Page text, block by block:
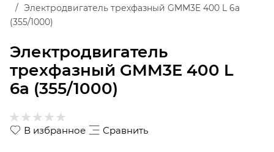
Электродвигатель
трехфазный GMM3E 400 L
6a (355/1000)
Электродвигатель трехфазный GMM3E 400 L 6a
(355/1000)
В избранное Сравнить